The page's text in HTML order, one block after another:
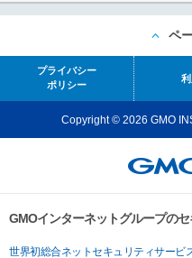
ペ
プライバシー
ポリシー
Copyright © 2026 GMO
GMOインターネットグループの
世界初総合ネットセキュリティサービ